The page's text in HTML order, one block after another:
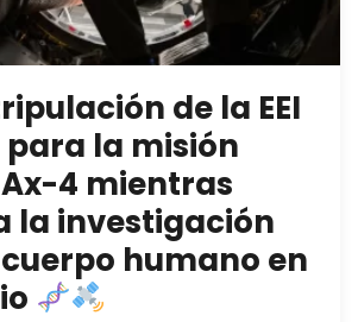
de la EEI
la misión
4 mientras
la investigación
humano en